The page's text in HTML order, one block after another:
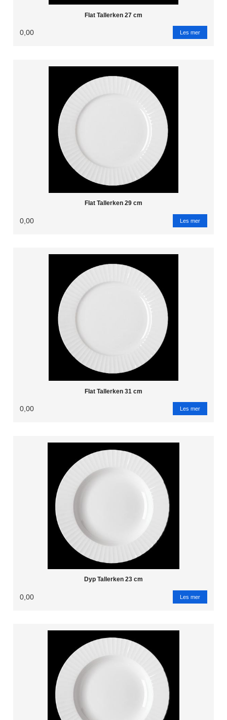
Flat Tallerken 27 cm
0,00 Les mer
Flat Tallerken 29 cm
0,00 Les mer
Flat Tallerken 31 cm
0,00 Les mer
Dyp Tallerken 23 cm
0,00 Les mer